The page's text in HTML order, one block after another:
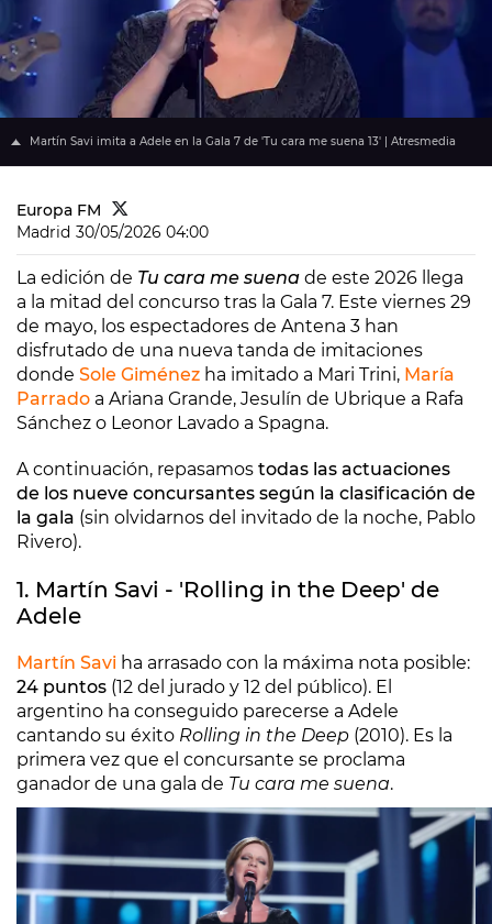
Martín Savi imita a Adele en la Gala 7 de 'Tu cara me suena 13' | Atresmedia
Europa FM
Madrid 30/05/2026 04:00
La edición de Tu cara me suena de este 2026 llega
a la mitad del concurso tras la Gala 7. Este viernes 29
de mayo, los espectadores de Antena 3 han
disfrutado de una nueva tanda de imitaciones
donde Sole Giménez ha imitado a Mari Trini, María
Parrado a Ariana Grande, Jesulín de Ubrique a Rafa
Sánchez o Leonor Lavado a Spagna.
A continuación, repasamos todas las actuaciones
de los nueve concursantes según la clasificación de
la gala (sin olvidarnos del invitado de la noche, Pablo
Rivero).
1. Martín Savi - 'Rolling in the Deep' de
Adele
Martín Savi ha arrasado con la máxima nota posible:
24 puntos (12 del jurado y 12 del público). El
argentino ha conseguido parecerse a Adele
cantando su éxito Rolling in the Deep (2010). Es la
primera vez que el concursante se proclama
ganador de una gala de Tu cara me suena.